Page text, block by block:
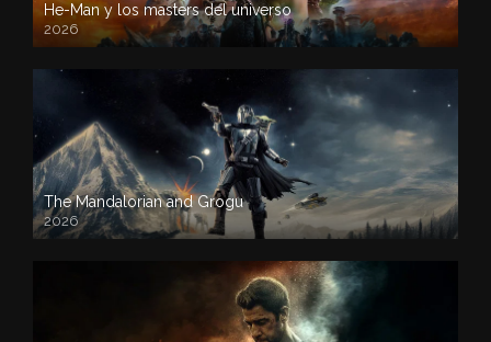
He-Man y los masters del universo
2026
The Mandalorian and Grogu
2026